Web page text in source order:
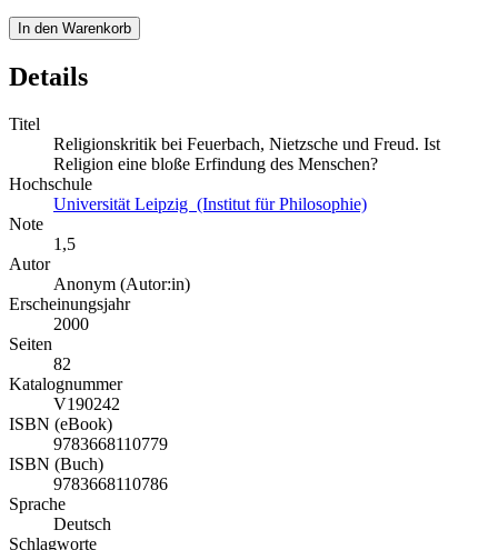
In den Warenkorb
Details
Titel
Religionskritik bei Feuerbach, Nietzsche und Freud. Ist
Religion eine bloße Erfindung des Menschen?
Hochschule
Universität Leipzig (Institut für Philosophie)
Note
1,5
Autor
Anonym (Autor:in)
Erscheinungsjahr
2000
Seiten
82
Katalognummer
V190242
ISBN (eBook)
9783668110779
ISBN (Buch)
9783668110786
Sprache
Deutsch
Schlagworte